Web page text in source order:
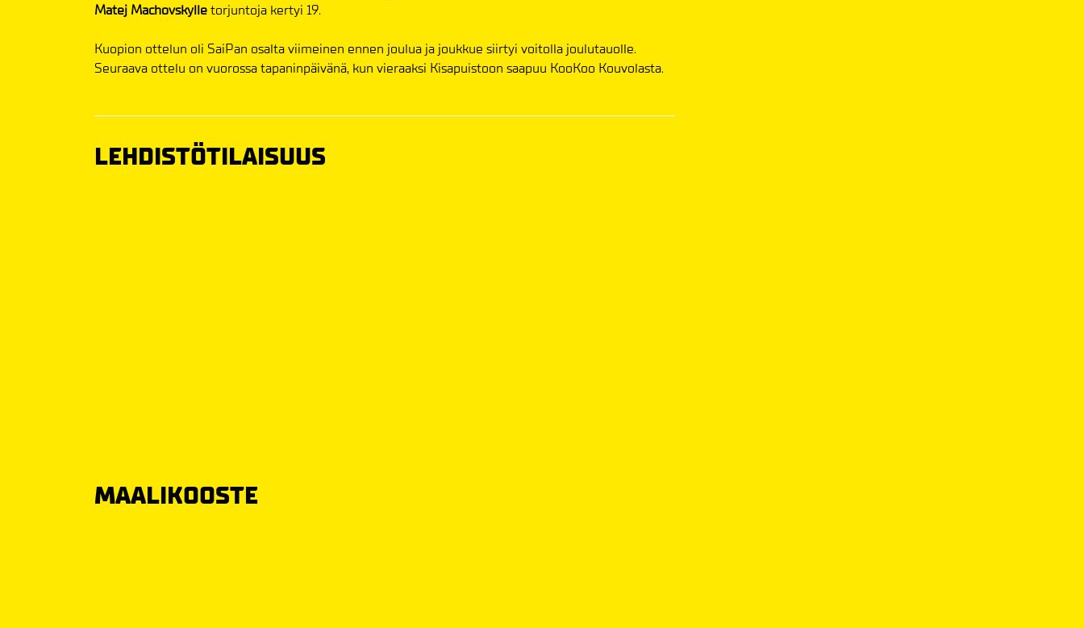
Matej Machovskylletorjuntoja kertyi 19.
Kuopion ottelun oli SaiPan osalta viimeinen ennen joulua ja joukkue siirtyi voitolla joulutauolle.
Seuraava ottelu on vuorossa tapaninpäivänä, kun vieraaksi Kisapuistoon saapuu KooKoo Kouvolasta.
LEHDISTÖTILAISUUS
MAALIKOOSTE